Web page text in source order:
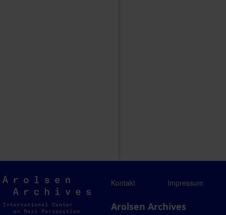
Arolsen
Archives
Kontakt Impressum
Arolsen Archives